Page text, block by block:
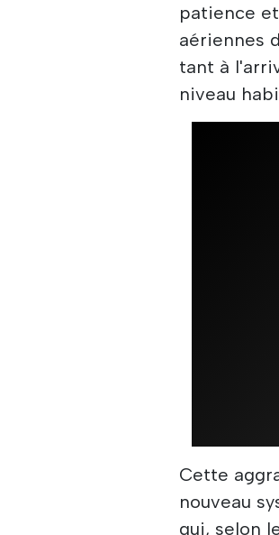
patience
aériennes
tant à
niveau
Cette
nouveau
qui, selon